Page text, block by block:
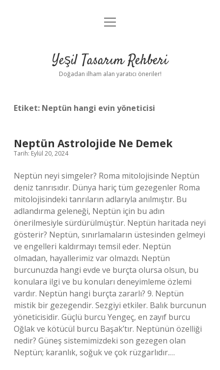
Anasayfa
Yasal Uyarı
menüyü
Yeşil Tasarım Rehberi
Doğadan ilham alan yaratıcı öneriler!
Etiket: Neptün hangi evin yöneticisi
Neptün Astrolojide Ne Demek
Tarih: Eylül 20, 2024
Neptün neyi simgeler? Roma mitolojisinde Neptün
deniz tanrısıdır. Dünya hariç tüm gezegenler Roma
mitolojisindeki tanrıların adlarıyla anılmıştır. Bu
adlandırma geleneği, Neptün için bu adın
önerilmesiyle sürdürülmüştür. Neptün haritada neyi
gösterir? Neptün, sınırlamaların üstesinden gelmeyi
ve engelleri kaldırmayı temsil eder. Neptün
olmadan, hayallerimiz var olmazdı. Neptün
burcunuzda hangi evde ve burçta olursa olsun, bu
konulara ilgi ve bu konuları deneyimleme özlemi
vardır. Neptün hangi burçta zararlı? 9. Neptün
mistik bir gezegendir. Sezgiyi etkiler. Balık burcunun
yöneticisidir. Güçlü burcu Yengeç, en zayıf burcu
Oğlak ve kötücül burcu Başak’tır. Neptünün özelliği
nedir? Güneş sistemimizdeki son gezegen olan
Neptün; karanlık, soğuk ve çok rüzgarlıdır.…